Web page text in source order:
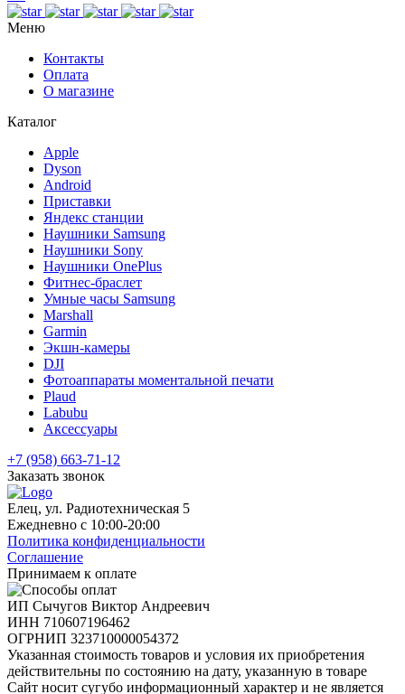
Меню
Контакты
Оплата
О магазине
Каталог
Apple
Dyson
Android
Приставки
Яндекс станции
Наушники Samsung
Наушники Sony
Наушники OnePlus
Фитнес-браслет
Умные часы Samsung
Marshall
Garmin
Экшн-камеры
DJI
Фотоаппараты моментальной печати
Plaud
Labubu
Аксессуары
+7 (958) 663-71-12
Заказать звонок
Елец, ул. Радиотехническая 5
Ежедневно с 10:00-20:00
Политика конфиденциальности
Соглашение
Принимаем к оплате
ИП Сычугов Виктор Андреевич
ИНН 710607196462
ОГРНИП 323710000054372
Указанная стоимость товаров и условия их приобретения
действительны по состоянию на дату, указанную в товаре
Сайт носит сугубо информационный характер и не является